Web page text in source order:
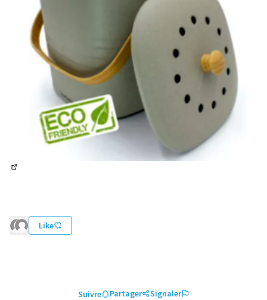
Like
Suivre Partager Signaler